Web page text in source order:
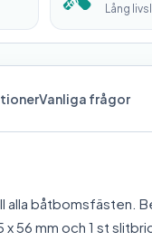
Lång
Vanliga frågor
alla båtbomsfästen.
56 mm och 1 st